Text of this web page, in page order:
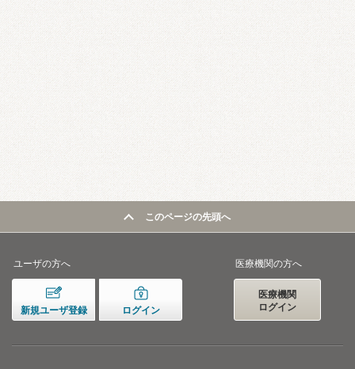
このページの先頭へ
ユーザの方へ
新規ユーザ登録 ログイン
医療機関の方へ
医療機関
ログイン